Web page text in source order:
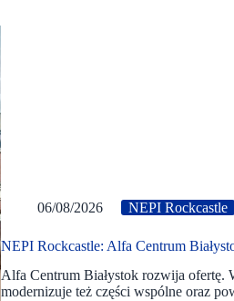
06/08/2026 NEPI Rockcastle
NEPI Rockcastle: Alfa Centrum
Alfa Centrum Białystok rozwija ofertę.
modernizuje też części wspólne oraz